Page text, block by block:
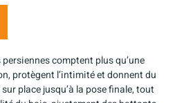
comptent plus qu’une
protègent l’intimité et donnent du
place jusqu’à la pose finale, tout